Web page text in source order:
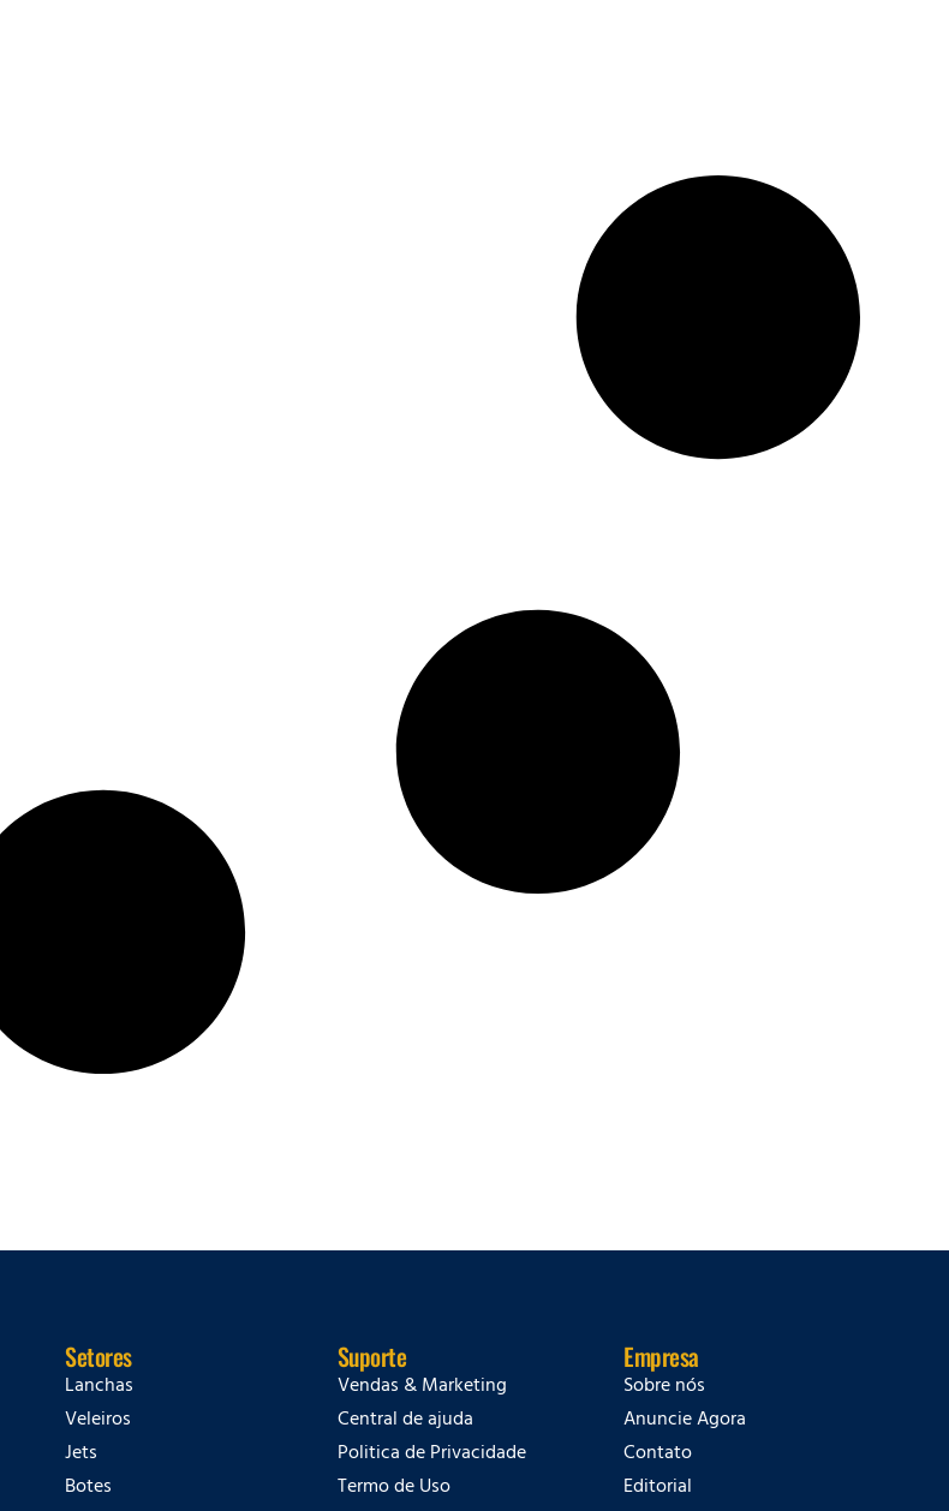
Setores
Lanchas
Veleiros
Jets
Botes
Suporte
Vendas & Marketing
Central de ajuda
Politica de Privacidade
Termo de Uso
Empresa
Sobre nós
Anuncie Agora
Contato
Editorial